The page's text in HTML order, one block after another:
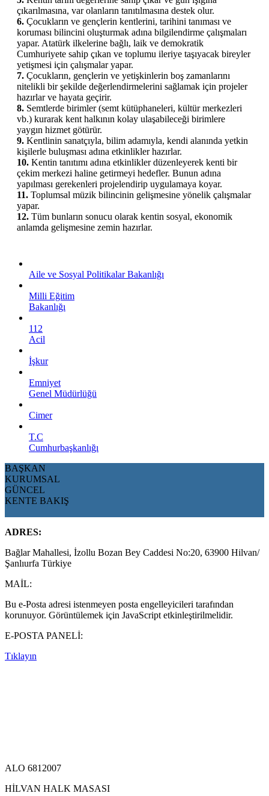
çıkarılmasına, var olanların tanıtılmasına destek olur.
6. Çocukların ve gençlerin kentlerini, tarihini tanıması ve
koruması bilincini oluşturmak adına bilgilendirme çalışmaları
yapar. Atatürk ilkelerine bağlı, laik ve demokratik
Cumhuriyete sahip çıkan ve toplumu ileriye taşıyacak bireyler
yetişmesi için çalışmalar yapar.
7. Çocukların, gençlerin ve yetişkinlerin boş zamanlarını
nitelikli bir şekilde değerlendirmelerini sağlamak için projeler
hazırlar ve hayata geçirir.
8. Semtlerde birimler (semt kütüphaneleri, kültür merkezleri
vb.) kurarak kent halkının kolay ulaşabileceği birimlere
yaygın hizmet götürür.
9. Kentlinin sanatçıyla, bilim adamıyla, kendi alanında yetkin
kişilerle buluşması adına etkinlikler hazırlar.
10. Kentin tanıtımı adına etkinlikler düzenleyerek kenti bir
çekim merkezi haline getirmeyi hedefler. Bunun adına
yapılması gerekenleri projelendirip uygulamaya koyar.
11. Toplumsal müzik bilincinin gelişmesine yönelik çalışmalar
yapar.
12. Tüm bunların sonucu olarak kentin sosyal, ekonomik
anlamda gelişmesine zemin hazırlar.
Aile ve Sosyal Politikalar Bakanlığı
Milli Eğitim
Bakanlığı
112
Acil
İşkur
Emniyet
Genel Müdürlüğü
Cimer
T.C
Cumhurbaşkanlığı
BAŞKAN
KURUMSAL
GÜNCEL
KENTE BAKIŞ
ADRES:
Bağlar Mahallesi, İzollu Bozan Bey Caddesi No:20, 63900 Hilvan/
Şanlıurfa Türkiye
MAİL:
Bu e-Posta adresi istenmeyen posta engelleyicileri tarafından
korunuyor. Görüntülemek için JavaScript etkinleştirilmelidir.
E-POSTA PANELİ:
Tıklayın
ALO 6812007
HİLVAN HALK MASASI